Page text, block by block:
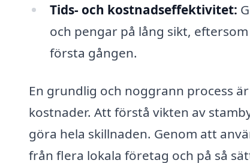
Tids- och kostnadseffektivitet:
och pengar på lång sikt,
första gången.
En grundlig och noggrann process
kostnader. Att förstå vikten av
göra hela skillnaden. Genom att
från flera lokala företag och på så